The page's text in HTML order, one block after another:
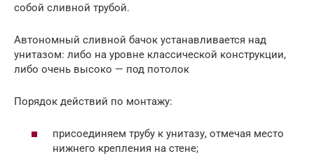
собой сливной трубой.
Автономный сливной бачок устанавливается над
унитазом: либо на уровне классической конструкции,
либо очень высоко — под потолок
Порядок действий по монтажу:
присоединяем трубу к унитазу, отмечая место
нижнего крепления на стене;